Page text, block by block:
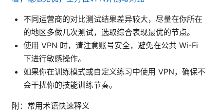
不同运营商的对比测试结果差异较大，尽量在你所在
的地区多做几次测试，选取综合表现最优的节点。
使用 VPN 时，请注意账号安全，避免在公共 Wi-Fi
下进行敏感操作。
如果你在训练模式或自定义练习中使用 VPN，确保不
会干扰你的技能训练节奏。
附：常用术语快速释义